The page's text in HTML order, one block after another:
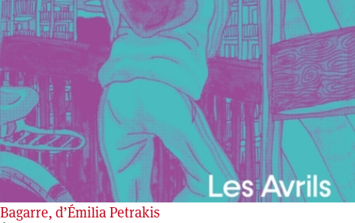
Bagarre, d’Émilia Petrakis